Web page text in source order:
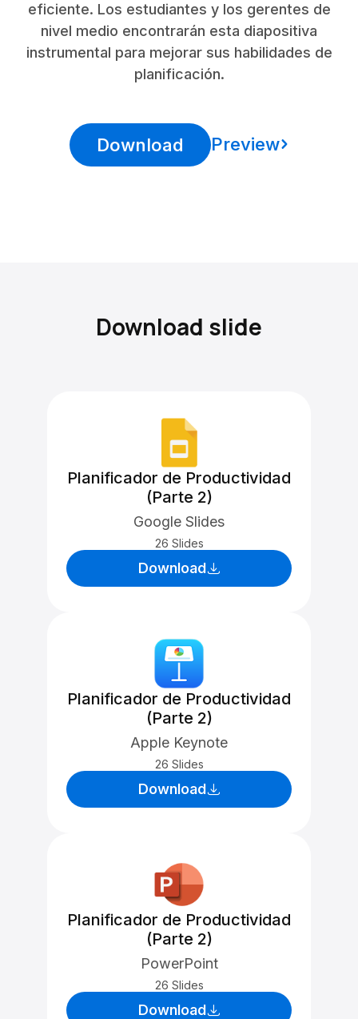
eficiente. Los estudiantes y los gerentes de
nivel medio encontrarán esta diapositiva
instrumental para mejorar sus habilidades de
planificación.
Download Preview
Download slide
Planificador de Productividad
(Parte 2)
Google Slides
26 Slides
Download
Planificador de Productividad
(Parte 2)
Apple Keynote
26 Slides
Download
Planificador de Productividad
(Parte 2)
PowerPoint
26 Slides
Download